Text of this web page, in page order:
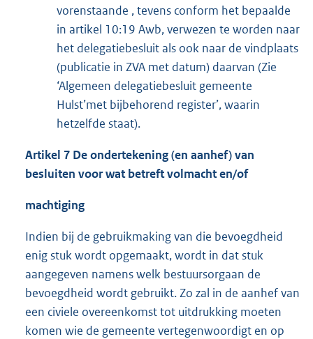
vorenstaande , tevens conform het bepaalde
in artikel 10:19 Awb, verwezen te worden naar
het delegatiebesluit als ook naar de vindplaats
(publicatie in ZVA met datum) daarvan (Zie
‘Algemeen delegatiebesluit gemeente
Hulst’met bijbehorend register’, waarin
hetzelfde staat).
Artikel 7 De ondertekening (en aanhef) van
besluiten voor wat betreft volmacht en/of
machtiging
Indien bij de gebruikmaking van die bevoegdheid
enig stuk wordt opgemaakt, wordt in dat stuk
aangegeven namens welk bestuursorgaan de
bevoegdheid wordt gebruikt. Zo zal in de aanhef van
een civiele overeenkomst tot uitdrukking moeten
komen wie de gemeente vertegenwoordigt en op